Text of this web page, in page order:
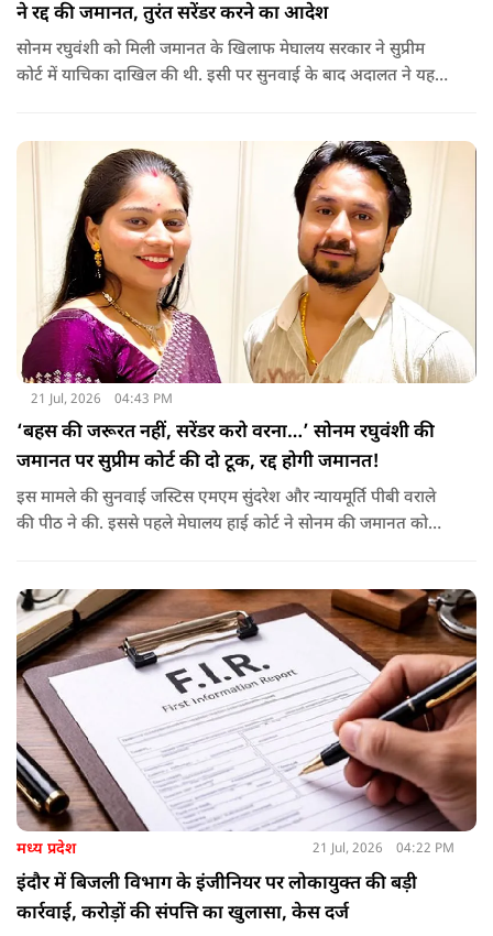
ने रद्द की जमानत, तुरंत सरेंडर करने का आदेश
सोनम रघुवंशी को मिली जमानत के खिलाफ मेघालय सरकार ने सुप्रीम
कोर्ट में याचिका दाखिल की थी. इसी पर सुनवाई के बाद अदालत ने यह
21 Jul, 2026 04:43 PM
‘बहस की जरूरत नहीं, सरेंडर करो वरना…’ सोनम रघुवंशी की
जमानत पर सुप्रीम कोर्ट की दो टूक, रद्द होगी जमानत!
इस मामले की सुनवाई जस्टिस एमएम सुंदरेश और न्यायमूर्ति पीबी वराले
की पीठ ने की. इससे पहले मेघालय हाई कोर्ट ने सोनम की जमानत को
मध्य प्रदेश 21 Jul, 2026 04:22 PM
इंदौर में बिजली विभाग के इंजीनियर पर लोकायुक्त की बड़ी
कार्रवाई, करोड़ों की संपत्ति का खुलासा, केस दर्ज